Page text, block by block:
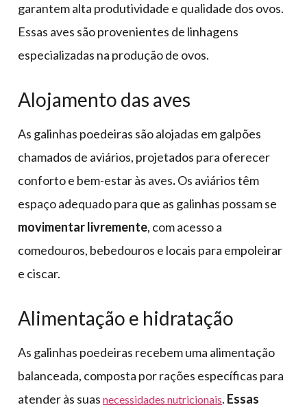
garantem alta produtividade e qualidade dos ovos.
Essas aves são provenientes de linhagens
especializadas na produção de ovos.
Alojamento das aves
As galinhas poedeiras são alojadas em galpões
chamados de aviários, projetados para oferecer
conforto e bem-estar às aves.Os aviários têm
espaço adequado para que as galinhas possam se
movimentar livremente, com acesso a
comedouros, bebedouros e locais para empoleirar
e ciscar.
Alimentação e hidratação
As galinhas poedeiras recebem uma alimentação
balanceada, composta por rações específicas para
atender às suas necessidades nutricionais. Essas